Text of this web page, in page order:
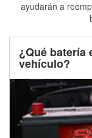
ayudarán a
¿Qué batería
vehículo?